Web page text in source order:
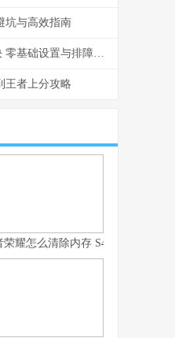
坑与高效指南
王者荣耀网络延迟卡顿怎么解决 零基础设置与排障指南
王者上分攻略
，我这10年心得全在这了！
荣耀怎么清除内存 S43赛季防卡顿